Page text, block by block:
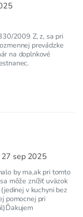
2009 Z, z, sa pri
prevádzke
na doplnkové
27 sep 2025
by ma,ak pri tomto
môže znížiť uväzok
v kuchyni bez
pomocnej pri